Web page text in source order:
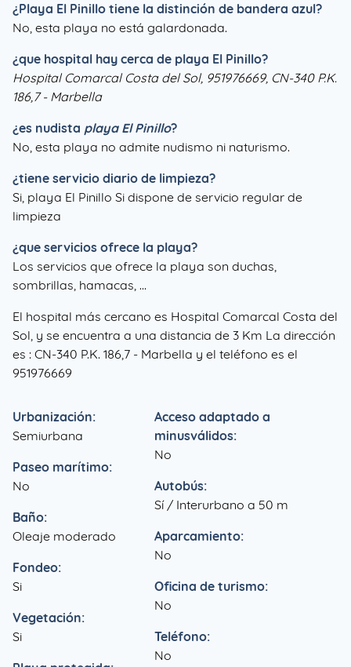
¿Playa El Pinillo tiene la distinción de bandera azul?
No, esta playa no está galardonada.
¿que hospital hay cerca de playa El Pinillo?
Hospital Comarcal Costa del Sol, 951976669, CN-340 P.K.
186,7 - Marbella
¿es nudista playa El Pinillo?
No, esta playa no admite nudismo ni naturismo.
¿tiene servicio diario de limpieza?
Si, playa El Pinillo Si dispone de servicio regular de
limpieza
¿que servicios ofrece la playa?
Los servicios que ofrece la playa son duchas,
sombrillas, hamacas, ...
El hospital más cercano es Hospital Comarcal Costa del
Sol, y se encuentra a una distancia de 3 Km La dirección
es : CN-340 P.K. 186,7 - Marbella y el teléfono es el
951976669
Urbanización:
Semiurbana
Paseo marítimo:
No
Baño:
Oleaje moderado
Fondeo:
Si
Vegetación:
Si
Acceso adaptado a
minusválidos:
No
Autobús:
Sí / Interurbano a 50 m
Aparcamiento:
No
Oficina de turismo:
No
Teléfono:
No